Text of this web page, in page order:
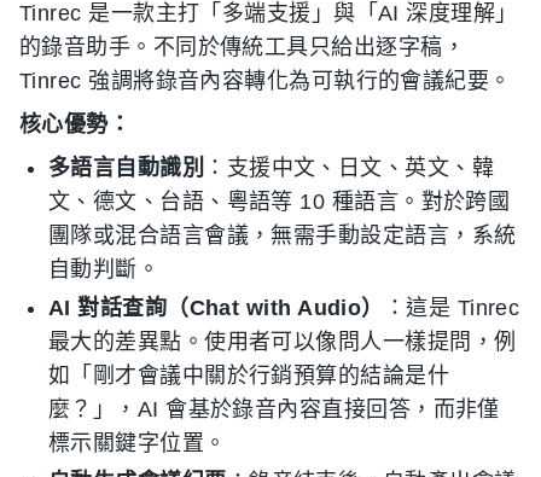
Tinrec 是一款主打「多端支援」與「AI 深度理解」
的錄音助手。不同於傳統工具只給出逐字稿，
Tinrec 強調將錄音內容轉化為可執行的會議紀要。
核心優勢：
多語言自動識別 ：支援中文、日文、英文、韓
文、德文、台語、粵語等 10 種語言。對於跨國
團隊或混合語言會議，無需手動設定語言，系統
自動判斷。
AI 對話查詢（Chat with Audio）
：這是 Tinrec
最大的差異點。使用者可以像問人一樣提問，例
如「剛才會議中關於行銷預算的結論是什
麼？」，AI 會基於錄音內容直接回答，而非僅
標示關鍵字位置。